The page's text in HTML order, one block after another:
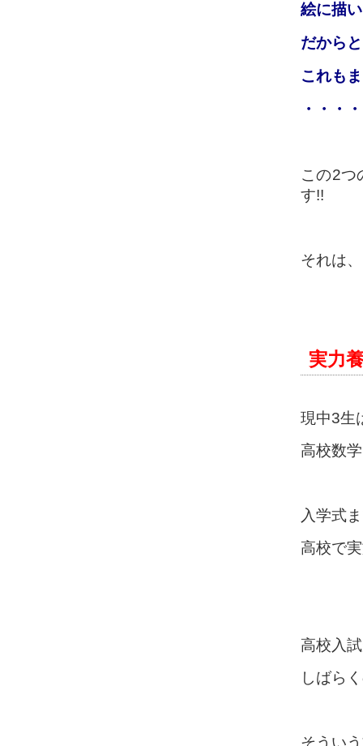
絵に描
だから
これも
・・・
この2つ
す!!
それは
実力
現中3生
高校数
入学式
高校で
高校入
しばら
そうい